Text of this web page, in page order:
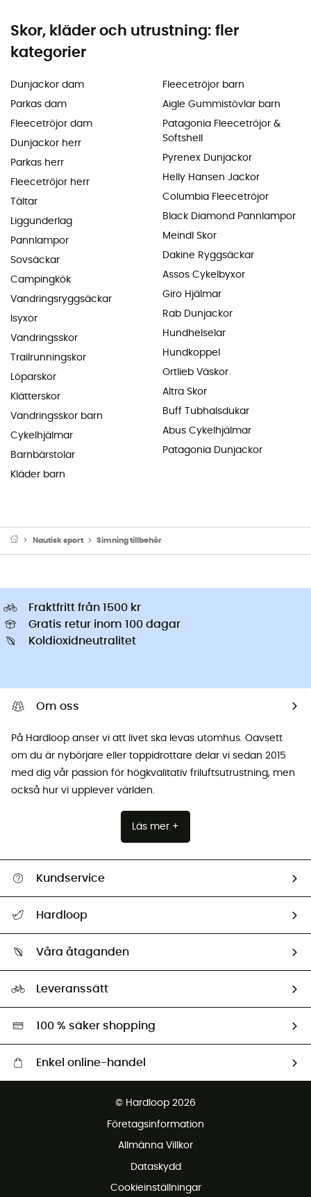
Skor, kläder och utrustning: fler
kategorier
Dunjackor dam
Parkas dam
Fleecetröjor dam
Dunjackor herr
Parkas herr
Fleecetröjor herr
Tältar
Liggunderlag
Pannlampor
Sovsäckar
Campingkök
Vandringsryggsäckar
Isyxor
Vandringsskor
Trailrunningskor
Löparskor
Klätterskor
Vandringsskor barn
Cykelhjälmar
Barnbärstolar
Kläder barn
Fleecetröjor barn
Aigle Gummistövlar barn
Patagonia Fleecetröjor &
Softshell
Pyrenex Dunjackor
Helly Hansen Jackor
Columbia Fleecetröjor
Black Diamond Pannlampor
Meindl Skor
Dakine Ryggsäckar
Assos Cykelbyxor
Giro Hjälmar
Rab Dunjackor
Hundhelselar
Hundkoppel
Ortlieb Väskor
Altra Skor
Buff Tubhalsdukar
Abus Cykelhjälmar
Patagonia Dunjackor
Nautisk sport Simning tillbehör
Fraktfritt från 1500 kr
Gratis retur inom 100 dagar
Koldioxidneutralitet
Om oss
På Hardloop anser vi att livet ska levas utomhus. Oavsett
om du är nybörjare eller toppidrottare delar vi sedan 2015
med dig vår passion för högkvalitativ friluftsutrustning, men
också hur vi upplever världen.
Läs mer +
Kundservice
Retur & återbetalning
Hardloop
Ambassadörer
Våra åtaganden
Miljöanpassat urval
Leveranssätt
100 % säker shopping
Enkel online-handel
© Hardloop 2026
Företagsinformation
Allmänna Villkor
Dataskydd
Cookieinställningar